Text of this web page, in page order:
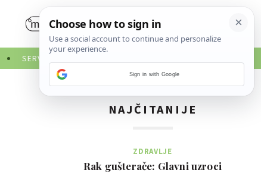
SERVISNE INFORMACIJE
NAJČITANIJE
ZDRAVLJE
Rak gušterače: Glavni uzroci
Sign in with Google